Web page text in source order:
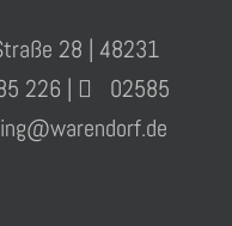
28 | 48231
226 |
02585